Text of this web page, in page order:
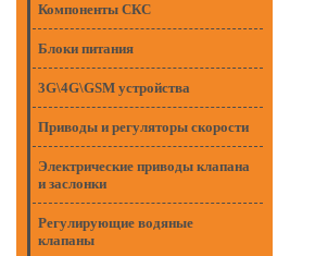
Компоненты СКС
Блоки питания
3G\4G\GSM устройства
Приводы и регуляторы скорости
Электрические приводы клапана
и заслонки
Регулирующие водяные
клапаны